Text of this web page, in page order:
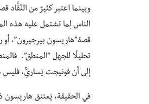
وبينما اعتبر كثيرٌ من
الناس لِما تشتمل عليه هذه
قصة”هاريسون بيرجيرون”،
تحليلًا للجهل “المنطق”.
إلى أن فونيجت يَساريٌّ، فليس
في الحقيقة، يَعتنق هاريسون